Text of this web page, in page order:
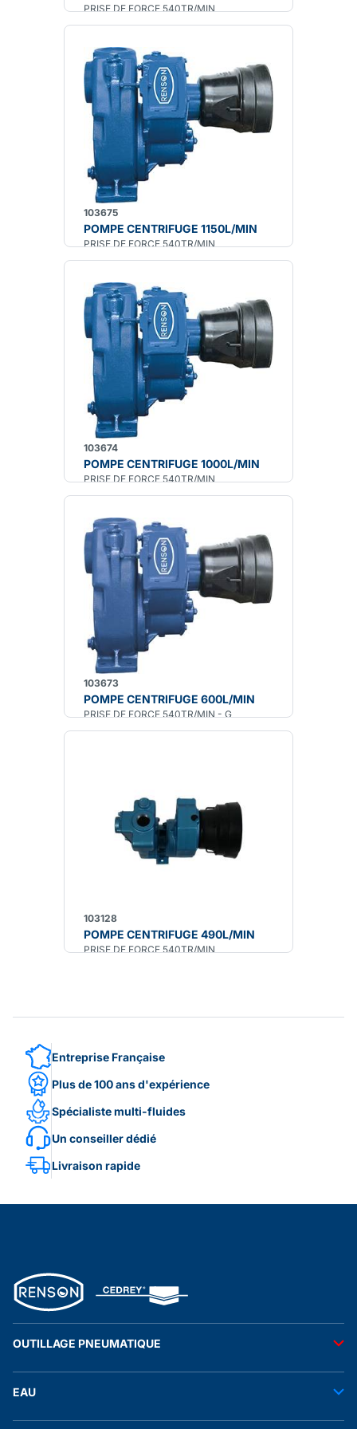
PRISE DE FORCE 540TR/MIN
103675
POMPE CENTRIFUGE 1150L/MIN
PRISE DE FORCE 540TR/MIN
103674
POMPE CENTRIFUGE 1000L/MIN
PRISE DE FORCE 540TR/MIN
103673
POMPE CENTRIFUGE 600L/MIN
PRISE DE FORCE 540TR/MIN - G
103128
POMPE CENTRIFUGE 490L/MIN
PRISE DE FORCE 540TR/MIN
Entreprise Française
Plus de 100 ans d'expérience
Spécialiste multi-fluides
Un conseiller dédié
Livraison rapide
OUTILLAGE PNEUMATIQUE
Accessoires pneumatiques
EAU